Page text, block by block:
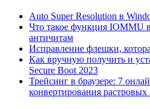
Auto Super Resolution в
Что такое функция IOMMU
античитам
Исправление флешки,
Как вручную получить и
Secure Boot 2023
Трейсинг в браузере: 7
конвертирования